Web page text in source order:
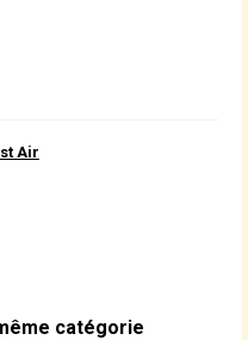
Air
catégorie